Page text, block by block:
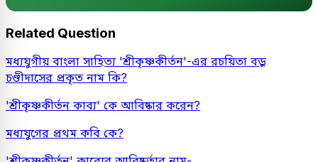
Related Question
মধ্যযুগীয় বাংলা সাহিত্য 'শ্রীকৃষ্ণকীর্তন'-এর রচয়িতা বড়ু
চণ্ডীদাসের প্রকৃত নাম কি?
'শ্রীকৃষ্ণকীর্তন কাব্য' কে আবিষ্কার করেন?
মধ্যযুগের প্রথম কবি কে?